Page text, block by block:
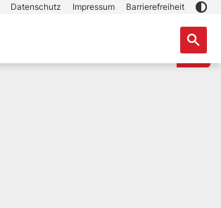
Datenschutz Impressum Barrierefreiheit